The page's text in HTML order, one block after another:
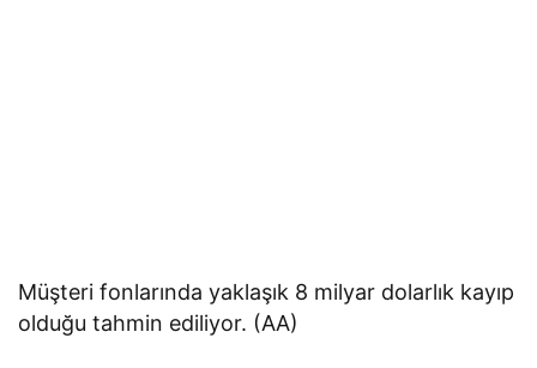
Müşteri fonlarında yaklaşık 8 milyar dolarlık kayıp
olduğu tahmin ediliyor. (AA)